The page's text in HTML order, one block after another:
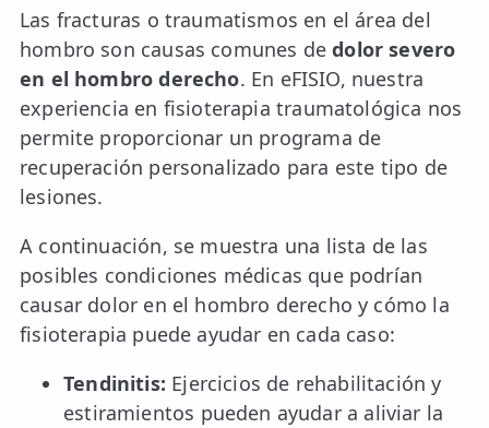
Las fracturas o traumatismos en el área del
hombro son causas comunes dedolor severo
en el hombro derecho. En eFISIO, nuestra
experiencia en fisioterapia traumatológica nos
permite proporcionar un programa de
recuperación personalizado para este tipo de
lesiones.
A continuación, se muestra una lista de las
posibles condiciones médicas que podrían
causar dolor en el hombro derecho y cómo la
fisioterapia puede ayudar en cada caso:
Tendinitis: Ejercicios de rehabilitación y
estiramientos pueden ayudar a aliviar la